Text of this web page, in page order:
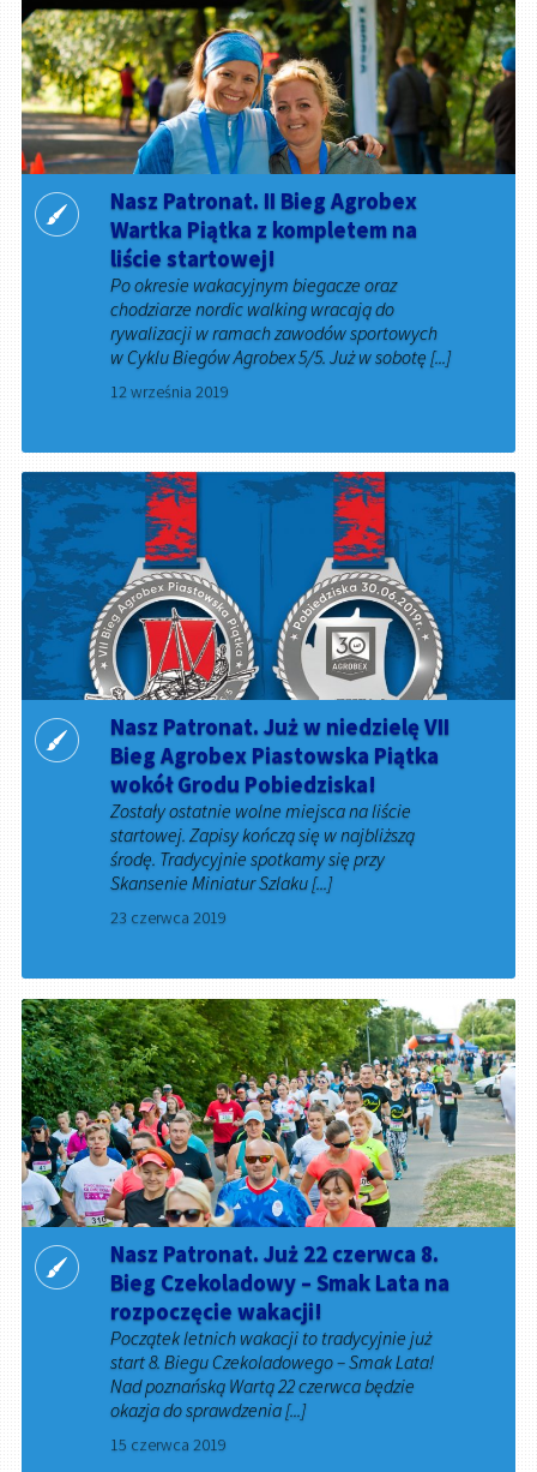
Nasz Patronat. II Bieg Agrobex
Wartka Piątka z kompletem na
liście startowej!
Po okresie wakacyjnym biegacze oraz
chodziarze nordic walking wracają do
rywalizacji w ramach zawodów sportowych
w Cyklu Biegów Agrobex 5/5. Już w sobotę [...]
12 września 2019
Nasz Patronat. Już w niedzielę VII
Bieg Agrobex Piastowska Piątka
wokół Grodu Pobiedziska!
Zostały ostatnie wolne miejsca na liście
startowej. Zapisy kończą się w najbliższą
środę. Tradycyjnie spotkamy się przy
Skansenie Miniatur Szlaku [...]
23 czerwca 2019
Nasz Patronat. Już 22 czerwca 8.
Bieg Czekoladowy – Smak Lata na
rozpoczęcie wakacji!
Początek letnich wakacji to tradycyjnie już
start 8. Biegu Czekoladowego – Smak Lata!
Nad poznańską Wartą 22 czerwca będzie
okazja do sprawdzenia [...]
15 czerwca 2019